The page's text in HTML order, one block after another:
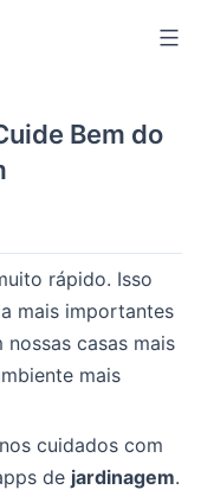
Bem do
rápido. Isso
mais importantes
casas mais
mais
cuidados com
de jardinagem.